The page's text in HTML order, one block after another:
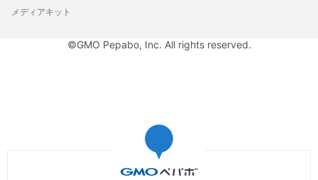
メディアキット
©GMO Pepabo, Inc. All rights reserved.